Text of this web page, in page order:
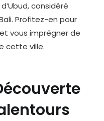
considéré
Profitez-en pour
vous imprégner de
cette ville.